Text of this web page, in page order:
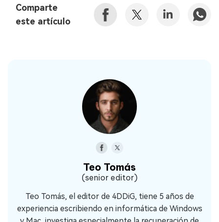
Comparte
este artículo
Teo Tomás
(senior editor)
Teo Tomás, el editor de 4DDiG, tiene 5 años de
experiencia escribiendo en informática de Windows